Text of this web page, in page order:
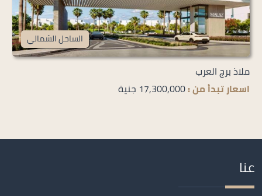
الساحل الشمالي
ملاذ برج العرب
اسعار تبدأ من :17,300,000 جنية
عنا